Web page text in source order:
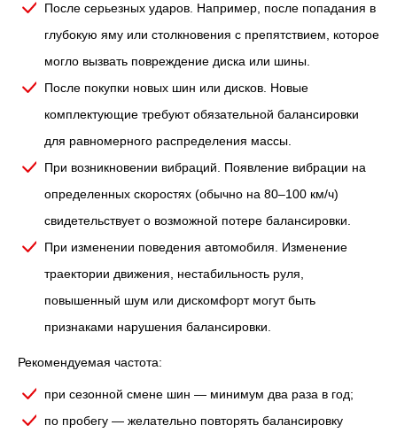
После серьезных ударов. Например, после попадания в
глубокую яму или столкновения с препятствием, которое
могло вызвать повреждение диска или шины.
После покупки новых шин или дисков. Новые
комплектующие требуют обязательной балансировки
для равномерного распределения массы.
При возникновении вибраций. Появление вибрации на
определенных скоростях (обычно на 80–100 км/ч)
свидетельствует о возможной потере балансировки.
При изменении поведения автомобиля. Изменение
траектории движения, нестабильность руля,
повышенный шум или дискомфорт могут быть
признаками нарушения балансировки.
Рекомендуемая частота:
при сезонной смене шин — минимум два раза в год;
по пробегу — желательно повторять балансировку